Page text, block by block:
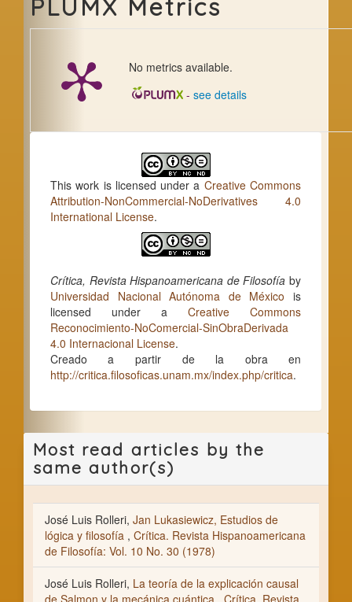
PLUMX Metrics
No metrics available.
-see details
This work is licensed under a Creative Commons
Attribution-NonCommercial-NoDerivatives 4.0
International License.
Crítica, Revista Hispanoamericana de Filosofía by
Universidad Nacional Autónoma de México is
licensed under aCreative Commons
Reconocimiento-NoComercial-SinObraDerivada
4.0 Internacional License.
Creado a partir de la obra en
http://critica.filosoficas.unam.mx/index.php/critica.
Most read articles by the
same author(s)
José Luis Rolleri, Jan Lukasiewicz, Estudios de
lógica y filosofía , Crítica. Revista Hispanoamericana
de Filosofía: Vol. 10 No. 30 (1978)
José Luis Rolleri, La teoría de la explicación causal
de Salmon y la mecánica cuántica
Crítica. Revista